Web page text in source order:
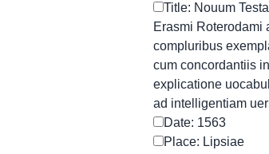
Title: Nouum
Erasmi Roterodami
compluribus
cum concordantiis
explicatione
ad intelligentiam
Date: 1563
Place: Lipsiae